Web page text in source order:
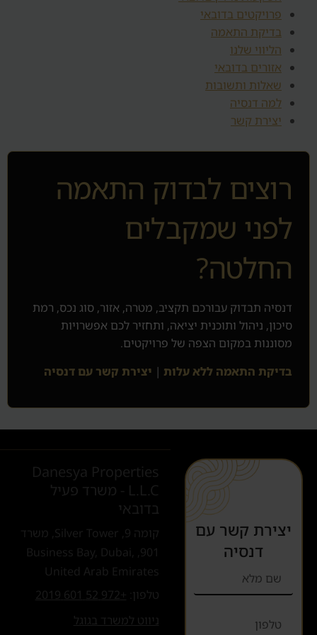
פרויקטים בדובאי
בדיקת התאמה
הליווי שלנו
אזורים בדובאי
שאלות ותשובות
למה דנסיה
יצירת קשר
רוצים לבדוק התאמה
לפני שמקבלים
החלטה?
דנסיה תבדוק עבורכם תקציב, מטרה, אזור, סוג נכס, רמת
סיכון, ניהול ותוכנית יציאה, ותחזיר לכם אפשרויות
מסוננות במקום הצפה של פרויקטים.
בדיקת התאמה ללא עלות | יצירת קשר עם דנסיה
יצירת קשר עם
דנסיה
Danesya Properties
L.L.C - משרד פעיל
בדובאי
קומה 9, Silver Tower, משרד
901, Business Bay, Dubai,
United Arab Emirates
טלפון:
+972 52 601 2019
ניווט למשרד בגוגל